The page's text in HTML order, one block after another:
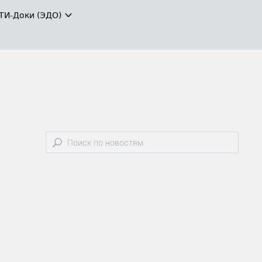
Доки (ЭДО)